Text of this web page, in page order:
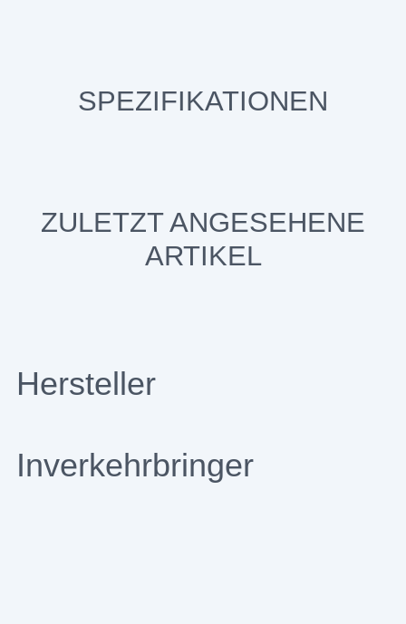
SPEZIFIKATIONEN
ZULETZT ANGESEHENE
ARTIKEL
Hersteller
Inverkehrbringer